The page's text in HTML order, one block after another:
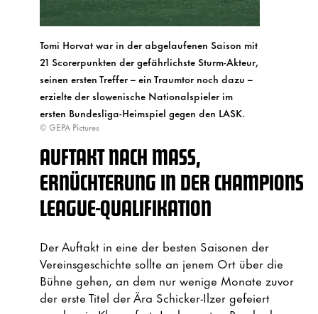
Tomi Horvat war in der abgelaufenen Saison mit
21 Scorerpunkten der gefährlichste Sturm-Akteur,
seinen ersten Treffer – ein Traumtor noch dazu –
erzielte der slowenische Nationalspieler im
ersten Bundesliga-Heimspiel gegen den LASK.
© GEPA Pictures
AUFTAKT NACH MASS, E
RNÜCHTERUNG IN DER CHAMPIONS L
EAGUE-QUALIFIKATION
Der Auftakt in eine der besten Saisonen der
Vereinsgeschichte sollte an jenem Ort über die
Bühne gehen, an dem nur wenige Monate zuvor
der erste Titel der Ära Schicker-Ilzer gefeiert